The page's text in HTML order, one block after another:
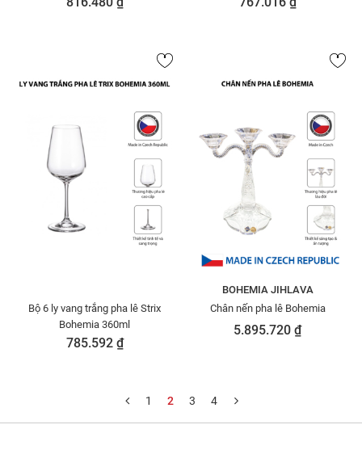
Bộ 6 ly vang trắng pha lê Strix
Bohemia 360ml
785.592 ₫
BOHEMIA JIHLAVA
Chân nến pha lê Bohemia
5.895.720 ₫
1 2 3 4